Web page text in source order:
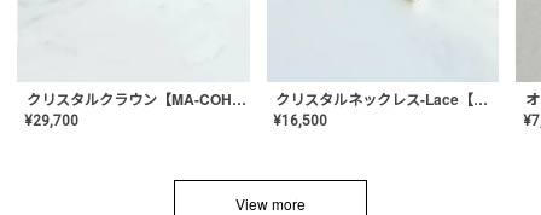
クリスタルクラウン【MA-COHD-01】韓国風クラウン/ウェディングクラウン/ティアラ
¥29,700
クリスタルネックレス-Lace【MA-CONL-02】
¥16,500 ¥
View more